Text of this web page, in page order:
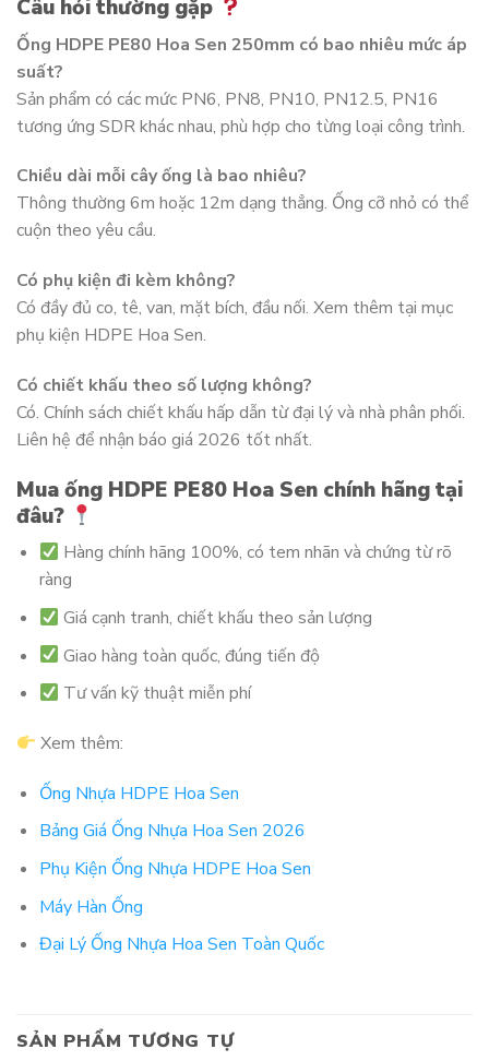
Câu hỏi thường gặp
Ống HDPE PE80 Hoa Sen 250mm có bao nhiêu mức áp
suất?
Sản phẩm có các mức PN6, PN8, PN10, PN12.5, PN16
tương ứng SDR khác nhau, phù hợp cho từng loại công trình.
Chiều dài mỗi cây ống là bao nhiêu?
Thông thường 6m hoặc 12m dạng thẳng. Ống cỡ nhỏ có thể
cuộn theo yêu cầu.
Có phụ kiện đi kèm không?
Có đầy đủ co, tê, van, mặt bích, đầu nối. Xem thêm tại mục
phụ kiện HDPE Hoa Sen.
Có chiết khấu theo số lượng không?
Có. Chính sách chiết khấu hấp dẫn từ đại lý và nhà phân phối.
Liên hệ để nhận báo giá 2026 tốt nhất.
Mua ống HDPE PE80 Hoa Sen chính hãng tại
đâu?
Hàng chính hãng 100%, có tem nhãn và chứng từ rõ
ràng
Giá cạnh tranh, chiết khấu theo sản lượng
Giao hàng toàn quốc, đúng tiến độ
Tư vấn kỹ thuật miễn phí
Xem thêm:
Ống Nhựa HDPE Hoa Sen
Bảng Giá Ống Nhựa Hoa Sen 2026
Phụ Kiện Ống Nhựa HDPE Hoa Sen
Máy Hàn Ống
Đại Lý Ống Nhựa Hoa Sen Toàn Quốc
SẢN PHẨM TƯƠNG TỰ